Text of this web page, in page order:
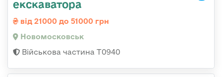
екскаватора
від 21000 до 51000 грн
Новомосковськ
Військова частина Т0940